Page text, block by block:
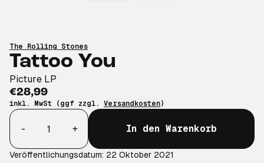
The Rolling Stones
Tattoo You
Picture LP
€28,99
inkl. MwSt (ggf zzgl. Versandkosten)
Anzahl
-
+ In den Warenkorb
Veröffentlichungsdatum: 22 Oktober 2021